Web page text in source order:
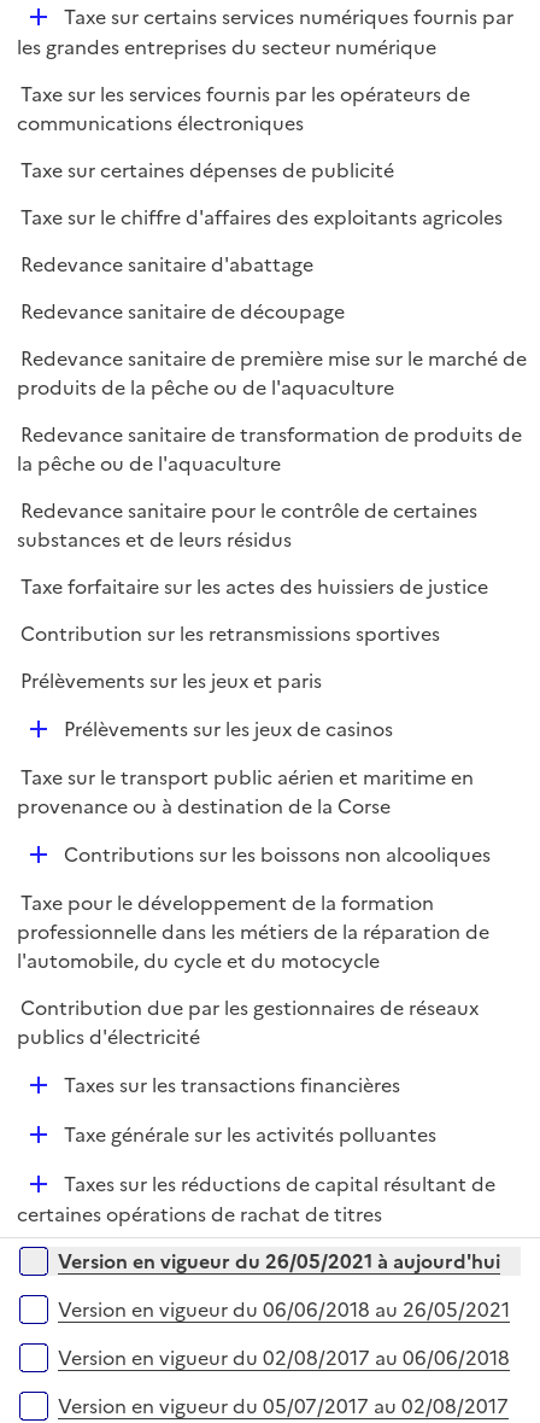
p
l
e
r
D
é
l
i
e
Taxe sur certains services numériques fournis par
les grandes entreprises du secteur numérique
Taxe sur les services fournis par les opérateurs de
communications électroniques
Taxe sur certaines dépenses de publicité
Taxe sur le chiffre d'affaires des exploitants agricoles
Redevance sanitaire d'abattage
Redevance sanitaire de découpage
Redevance sanitaire de première mise sur le marché de
produits de la pêche ou de l'aquaculture
Redevance sanitaire de transformation de produits de
la pêche ou de l'aquaculture
Redevance sanitaire pour le contrôle de certaines
substances et de leurs résidus
Taxe forfaitaire sur les actes des huissiers de justice
Contribution sur les retransmissions sportives
Prélèvements sur les jeux et paris
D
p
l
r
Prélèvements sur les jeux de casinos
Taxe sur le transport public aérien et maritime en
provenance ou à destination de la Corse
D
p
l
i
e
r
Contributions sur les boissons non alcooliques
Taxe pour le développement de la formation
professionnelle dans les métiers de la réparation de
l'automobile, du cycle et du motocycle
Contribution due par les gestionnaires de réseaux
publics d'électricité
D
e
r
Taxes sur les transactions financières
D
l
e
r
Taxe générale sur les activités polluantes
D
é
p
e
r
Taxes sur les réductions de capital résultant de
certaines opérations de rachat de titres
Versions sur la période
Version en vigueur du 26/05/2021 à aujourd'hui
Version en vigueur du 06/06/2018 au 26/05/2021
Version en vigueur du 02/08/2017 au 06/06/2018
Version en vigueur du 05/07/2017 au 02/08/2017